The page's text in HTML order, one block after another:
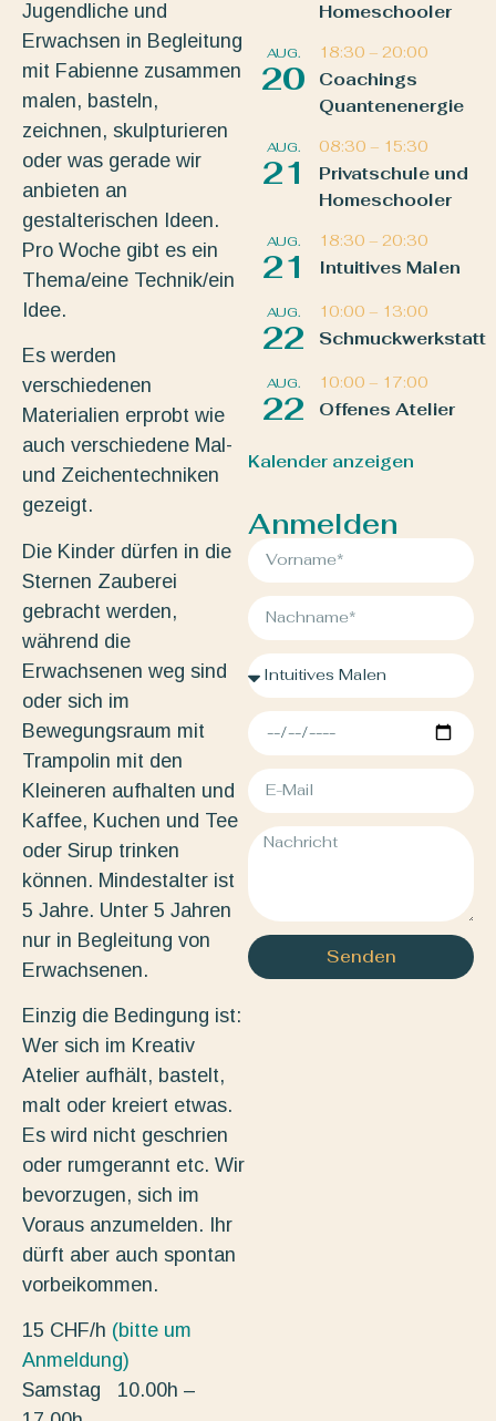
Jugendliche und
Erwachsen in Begleitung
mit Fabienne zusammen
malen, basteln,
zeichnen, skulpturieren
oder was gerade wir
anbieten an
gestalterischen Ideen.
Pro Woche gibt es ein
Thema/eine Technik/ein
Idee.
Es werden
verschiedenen
Materialien erprobt wie
auch verschiedene Mal-
und Zeichentechniken
gezeigt.
Die Kinder dürfen in die
Sternen Zauberei
gebracht werden,
während die
Erwachsenen weg sind
oder sich im
Bewegungsraum mit
Trampolin mit den
Kleineren aufhalten und
Kaffee, Kuchen und Tee
oder Sirup trinken
können. Mindestalter ist
5 Jahre. Unter 5 Jahren
nur in Begleitung von
Erwachsenen.
Einzig die Bedingung ist:
Wer sich im Kreativ
Atelier aufhält, bastelt,
malt oder kreiert etwas.
Es wird nicht geschrien
oder rumgerannt etc. Wir
bevorzugen, sich im
Voraus anzumelden. Ihr
dürft aber auch spontan
vorbeikommen.
15 CHF/h (bitte um
Anmeldung)
Samstag 10.00h –
Homeschooler
AUG.
20
18:30 – 20:00
Coachings
Quantenenergie
AUG.
21
08:30 – 15:30
Privatschule und
Homeschooler
AUG.
21
18:30 – 20:30
Intuitives Malen
AUG.
22
10:00 – 13:00
Schmuckwerkstatt
AUG.
22
10:00 – 17:00
Offenes Atelier
Kalender anzeigen
Anmelden
Senden